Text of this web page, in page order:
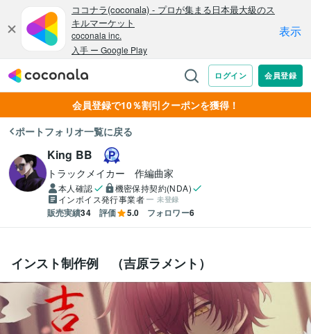
会員登録で10％割引クーポンを獲得！
ポートフォリオ一覧に戻る
King BB
トラックメイカー　作編曲家
本人確認
機密保持契約(NDA)
インボイス発行事業者
未登録
販売実績34 評価 5.0 フォロワー6
インスト制作例 （吉原ラメント）